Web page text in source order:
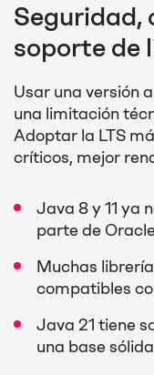
soporte de
Usar una versión
una limitación
Adoptar la LTS
críticos, mejor
Java 8 y 11 ya
parte de
Muchas
compatibles
Java 21 tiene
una base